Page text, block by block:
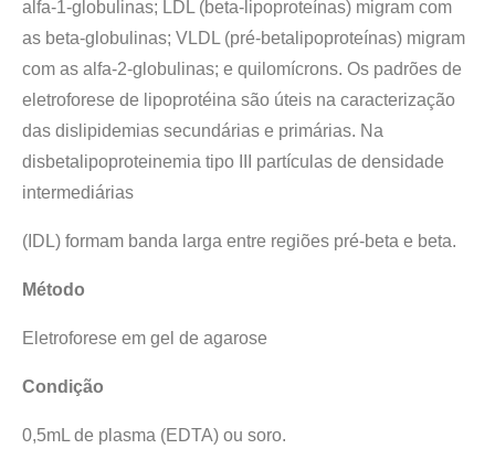
alfa-1-globulinas; LDL (beta-lipoproteínas) migram com
as beta-globulinas; VLDL (pré-betalipoproteínas) migram
com as alfa-2-globulinas; e quilomícrons. Os padrões de
eletroforese de lipoprotéina são úteis na caracterização
das dislipidemias secundárias e primárias. Na
disbetalipoproteinemia tipo III partículas de densidade
intermediárias
(IDL) formam banda larga entre regiões pré-beta e beta.
Método
Eletroforese em gel de agarose
Condição
0,5mL de plasma (EDTA) ou soro.